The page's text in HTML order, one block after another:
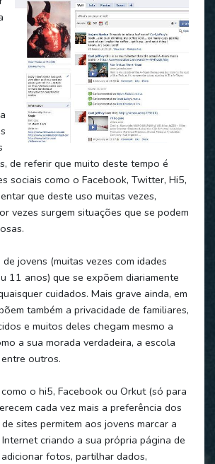
de referir que muito deste tempo é
sociais como o Facebook, Twitter, Hi5,
que deste uso muitas vezes,
vezes surgem situações que se podem
jovens (muitas vezes com idades
11 anos) que se expõem diariamente
cuidados. Mais grave ainda, em
também a privacidade de familiares,
e muitos deles chegam mesmo a
a sua morada verdadeira, a escola
outros.
o hi5, Facebook ou Orkut (só para
cada vez mais a preferência dos
sites permitem aos jovens marcar a
criando a sua própria página de
fotos, partilhar dados,